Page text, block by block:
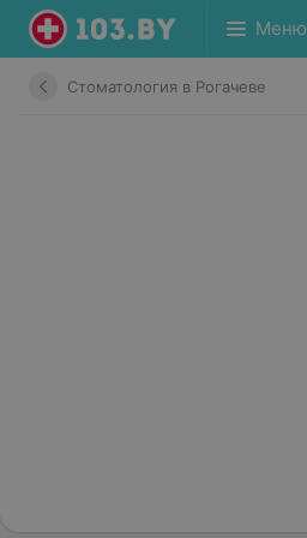
Меню
Стоматология в Рогачеве